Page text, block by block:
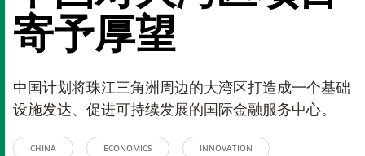
寄予厚望
中国计划将珠江三角洲周边的大湾区打造成一个基础
设施发达、促进可持续发展的国际金融服务中心。
CHINA ECONOMICS INNOVATION